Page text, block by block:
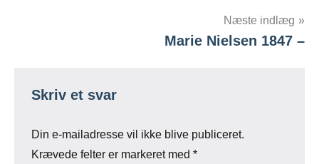
Næste indlæg
Marie Nielsen 1847 –
Skriv et svar
Din e-mailadresse vil ikke blive publiceret.
Krævede felter er markeret med *